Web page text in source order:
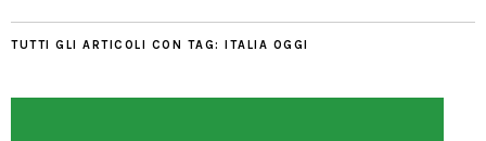
TUTTI GLI ARTICOLI CON TAG: ITALIA OGGI